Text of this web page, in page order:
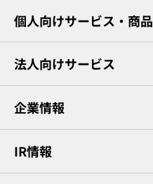
個人向けサービス・商品
法人向けサービス
企業情報
IR情報